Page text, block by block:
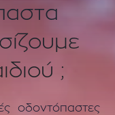
;
οδοντόπαστες